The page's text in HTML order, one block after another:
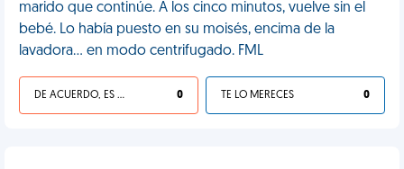
marido que continúe. A los cinco minutos, vuelve sin el
bebé. Lo había puesto en su moisés, encima de la
lavadora... en modo centrifugado. FML
DE ACUERDO, ES UNA VIDA HP 0 TE LO MERECES 0